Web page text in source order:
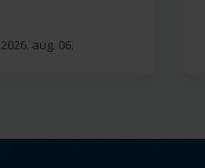
2026. aug. 06.